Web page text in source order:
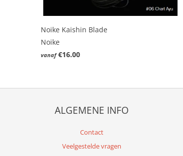
Noike Kaishin Blade
Noike
vanaf €16.00
ALGEMENE INFO
Contact
Veelgestelde vragen